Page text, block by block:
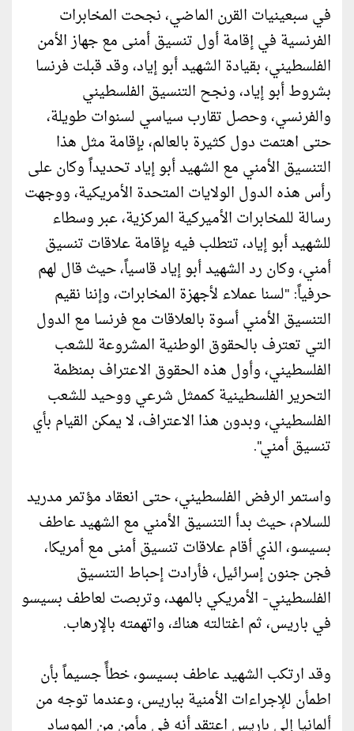
في سبعينيات القرن الماضي، نجحت المخابرات
الفرنسية في إقامة أول تنسيق أمنى مع جهاز الأمن
الفلسطيني، بقيادة الشهيد أبو إياد، وقد قبلت فرنسا
بشروط أبو إياد، ونجح التنسيق الفلسطيني
والفرنسي، وحصل تقارب سياسي لسنوات طويلة،
حتى اهتمت دول كثيرة بالعالم، بإقامة مثل هذا
التنسيق الأمني مع الشهيد أبو إياد تحديداً وكان على
رأس هذه الدول الولايات المتحدة الأمريكية، ووجهت
رسالة للمخابرات الأميركية المركزية، عبر وسطاء
للشهيد أبو إياد، تتطلب فيه بإقامة علاقات تنسيق
أمني، وكان رد الشهيد أبو إياد قاسياً، حيث قال لهم
حرفياً: "لسنا عملاء لأجهزة المخابرات، وإننا نقيم
التنسيق الأمني أسوة بالعلاقات مع فرنسا مع الدول
التي تعترف بالحقوق الوطنية المشروعة للشعب
الفلسطيني، وأول هذه الحقوق الاعتراف بمنظمة
التحرير الفلسطينية كممثل شرعي ووحيد للشعب
الفلسطيني، وبدون هذا الاعتراف، لا يمكن القيام بأي
تنسيق أمني".
واستمر الرفض الفلسطيني، حتى انعقاد مؤتمر مدريد
للسلام، حيث بدأ التنسيق الأمني مع الشهيد عاطف
بسيسو، الذي أقام علاقات تنسيق أمنى مع أمريكا،
فجن جنون إسرائيل، فأرادت إحباط التنسيق
الفلسطيني- الأمريكي بالمهد، وتربصت لعاطف بسيسو
في باريس، ثم اغتالته هناك، واتهمته بالإرهاب.
وقد ارتكب الشهيد عاطف بسيسو، خطأً جسيماً بأن
اطمأن للإجراءات الأمنية بباريس، وعندما توجه من